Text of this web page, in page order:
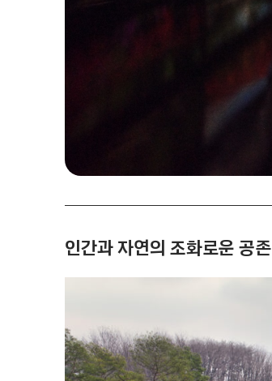
인간과 자연의 조화로운 공존